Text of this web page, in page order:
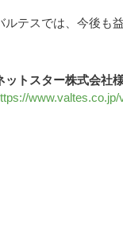
ルテスでは、今後も
ットスター株式会社